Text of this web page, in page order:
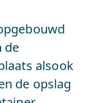
de
alsook
de opslag